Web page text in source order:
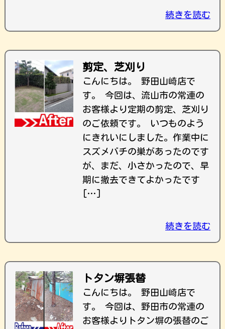
続きを読む
剪定、芝刈り
こんにちは。 野田山崎店で
す。 今回は、流山市の常連の
お客様より定期の剪定、芝刈り
のご依頼です。 いつものよう
にきれいにしました。作業中に
スズメバチの巣があったのです
が、まだ、小さかったので、早
期に撤去できてよかったです
[…]
続きを読む
トタン塀張替
こんにちは。 野田山崎店で
す。 今回は、野田市の常連の
お客様よりトタン塀の張替のご